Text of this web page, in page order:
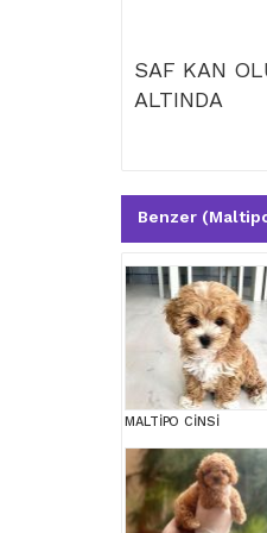
SAF KAN
ALTINDA
Benzer
MALTİPO CİNSİ